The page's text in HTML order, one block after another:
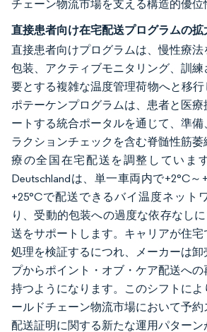
チェーン物流市場を支える構造的優位
直接患者向け在宅配送プログラムの拡
直接患者向けプログラムは、慢性療
包装、アクティブモニタリング、訓
要とする複雑な温度管理荷物へと移行
ポテーケンプログラムは、患者と医
ートする統合ポータルを通じて、準
ラクションチェックを含む脊髄性筋
療の全国在宅配送を調整しています
Deutschlandは、単一車両内で+2°C～
+25°Cで配送できるバイ温度ネット
り、受動的包装への過度な依存なし
送をサポートします。キャリアが住
処理を検証するにつれ、メーカーは
プからポイント・オブ・ケア配送へ
持つようになります。このシフトによ
ールドチェーン物流市場において予約
配送証明に関する新たな運用パターン